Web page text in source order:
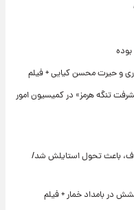
و حیرت محسن کیایی + فیلم
تنگه هرمز» در کمیسیون امور
باعث تحول استایلش شد/
در بامداد خمار + فیلم